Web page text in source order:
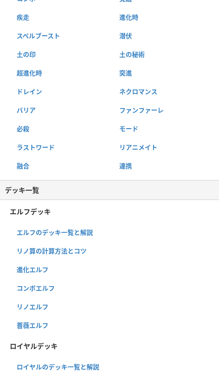
疾走 進化時
スペルブースト 潜伏
土の印 土の秘術
超進化時 突進
ドレイン ネクロマンス
バリア ファンファーレ
必殺 モード
ラストワード リアニメイト
融合 連携
デッキ一覧
エルフデッキ
エルフのデッキ一覧と解説
リノ算の計算方法とコツ
進化エルフ
コンボエルフ
リノエルフ
薔薇エルフ
ロイヤルデッキ
ロイヤルのデッキ一覧と解説